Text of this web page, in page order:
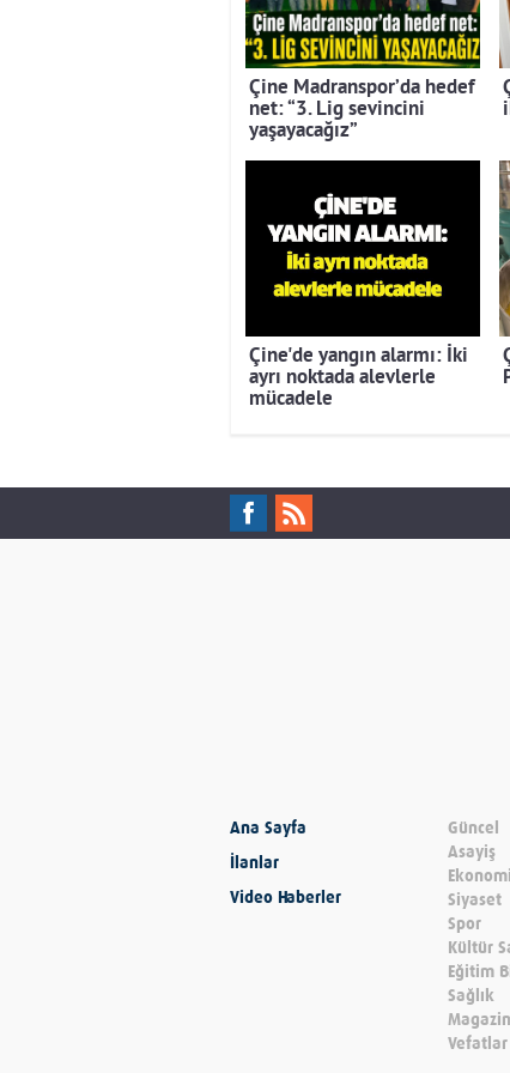
Çine Madranspor’da hedef
net: “3. Lig sevincini
yaşayacağız”
Çine'de yangın alarmı: İki
ayrı noktada alevlerle
mücadele
Ana Sayfa
İlanlar
Video Haberler
Güncel
Asayiş
Ekonomi
Siyaset
Spor
Kültür
Eğitim
Sağlık
Magazin
Vefatlar